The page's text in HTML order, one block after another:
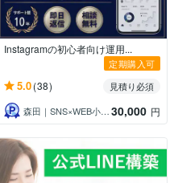
Instagramの初心者向け運用...
定期購入可
5.0(38)
見積り必須
森田｜SNS×WEB小規模事業パートナー 30,000 円